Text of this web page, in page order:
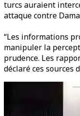
turcs auraient
attaque contre
“Les informations
manipuler la
prudence. Les
déclaré ces sources